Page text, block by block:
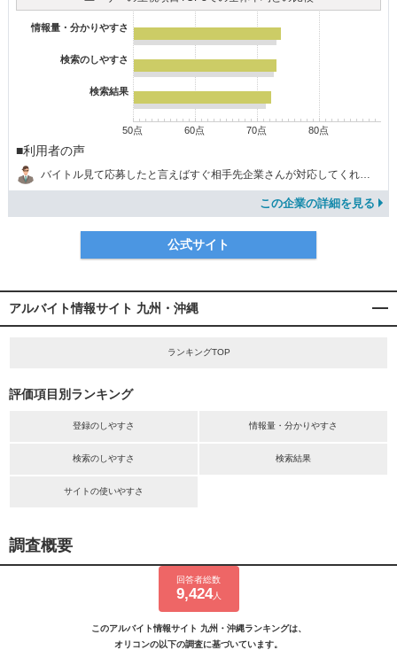
情報量・分かりやすさ
検索のしやすさ
検索結果
50点 60点 70点 80点
■利用者の声
バイトル見て応募したと言えばすぐ相手先企業さんが対応してくれたので、自分でいろいろ準備しなくて助かった。
この企業の詳細を見る
公式サイト
アルバイト情報サイト 九州・沖縄
ランキングTOP
評価項目別ランキング
登録のしやすさ 情報量・分かりやすさ
検索のしやすさ 検索結果
サイトの使いやすさ
調査概要
回答者総数
9,424人
このアルバイト情報サイト 九州・沖縄ランキングは、
オリコンの以下の調査に基づいています。